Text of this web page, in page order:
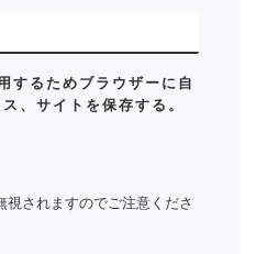
するためブラウザーに自
、サイトを保存する。
視されますのでご注意くださ